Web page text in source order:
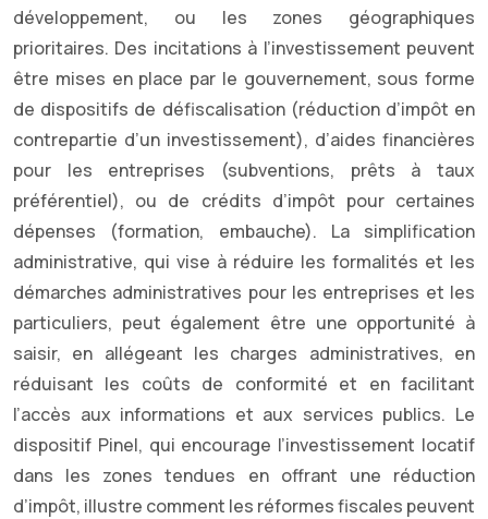
développement, ou les zones géographiques
prioritaires. Des incitations à l’investissement peuvent
être mises en place par le gouvernement, sous forme
de dispositifs de défiscalisation (réduction d’impôt en
contrepartie d’un investissement), d’aides financières
pour les entreprises (subventions, prêts à taux
préférentiel), ou de crédits d’impôt pour certaines
dépenses (formation, embauche). La simplification
administrative, qui vise à réduire les formalités et les
démarches administratives pour les entreprises et les
particuliers, peut également être une opportunité à
saisir, en allégeant les charges administratives, en
réduisant les coûts de conformité et en facilitant
l’accès aux informations et aux services publics. Le
dispositif Pinel, qui encourage l’investissement locatif
dans les zones tendues en offrant une réduction
d’impôt, illustre comment les réformes fiscales peuvent